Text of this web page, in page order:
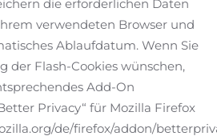
die erforderlichen Daten
verwendeten Browser und
Ablaufdatum. Wenn Sie
der Flash-Cookies wünschen,
Add-On
Privacy“ für Mozilla Firefox
de/firefox/addon/